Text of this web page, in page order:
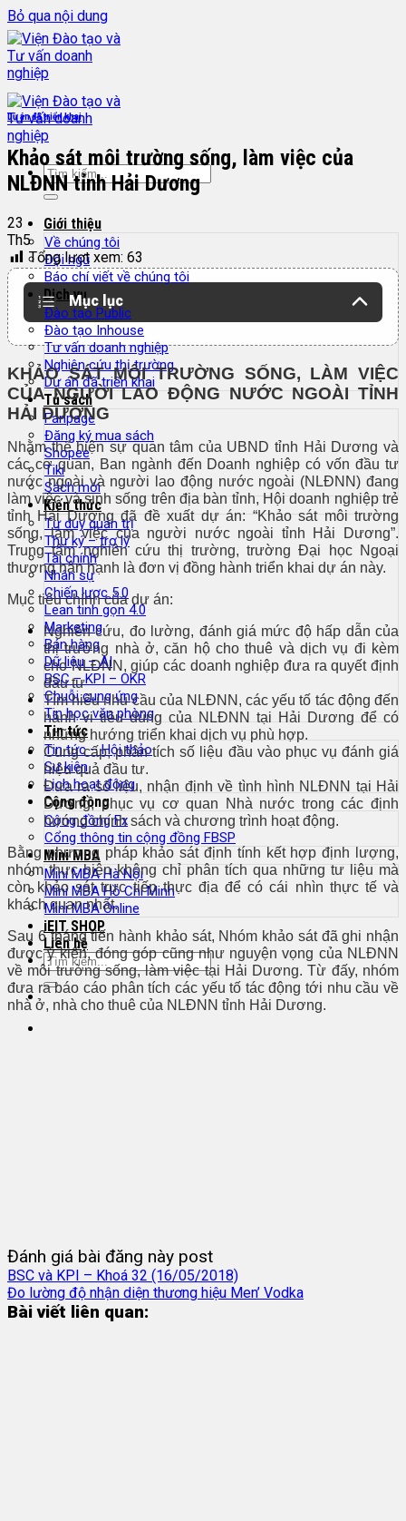
Bỏ qua nội dung
Giới thiệu
Về chúng tôi
Đội ngũ
Báo chí viết về chúng tôi
Dịch vụ
Đào tạo Public
Đào tạo Inhouse
Tư vấn doanh nghiệp
Nghiên cứu thị trường
Dự án đã triển khai
Tủ sách
Fanpage
Đăng ký mua sách
Shopee
Tiki
Sách mới
Kiến thức
Tư duy quản trị
Thư ký – trợ lý
Tài chính
Nhân sự
Chiến lược 5.0
Lean tinh gọn 4.0
Marketing
Bán hàng
Dữ liệu – AI
BSC – KPI – OKR
Chuỗi cung ứng
Tin học văn phòng
Tin tức
Tin tức – Hội thảo
Sự kiện
Lịch hoạt động
Cộng đồng
Cộng đồng Fx
Cổng thông tin cộng đồng FBSP
Mini MBA
Mini MBA Hà Nội
Mini MBA Hồ Chí Minh
Mini MBA Online
iEIT SHOP
Liên hệ
Dự án đã triển khai
Khảo sát môi trường sống, làm việc của
NLĐNN tỉnh Hải Dương
23
Th5
Tổng lượt xem: 63
Mục lục
KHẢO SÁT MÔI TRƯỜNG SỐNG, LÀM VIỆC
CỦA NGƯỜI LAO ĐỘNG NƯỚC NGOÀI TỈNH
HẢI DƯƠNG
Nhằm thể hiện sự quan tâm của UBND tỉnh Hải Dương và
các cơ quan, Ban ngành đến Doanh nghiệp có vốn đầu tư
nước ngoài và người lao động nước ngoài (NLĐNN) đang
làm việc và sinh sống trên địa bàn tỉnh, Hội doanh nghiệp trẻ
tỉnh Hải Dương đã đề xuất dự án: “Khảo sát môi trường
sống, làm việc của người nước ngoài tỉnh Hải Dương”.
Trung tâm nghiên cứu thị trường, trường Đại học Ngoại
thương hân hạnh là đơn vị đồng hành triển khai dự án này.
Mục tiêu chính của dự án:
Nghiên cứu, đo lường, đánh giá mức độ hấp dẫn của
thị trường nhà ở, căn hộ cho thuê và dịch vụ đi kèm
cho NLĐNN, giúp các doanh nghiệp đưa ra quyết định
đầu tư
Tìm hiểu nhu cầu của NLĐNN, các yếu tố tác động đến
hành vi tiêu dùng của NLĐNN tại Hải Dương để có
những hướng triển khai dịch vụ phù hợp.
Cung cấp, phân tích số liệu đầu vào phục vụ đánh giá
hiệu quả đầu tư.
Đưa ra số liệu, nhận định về tình hình NLĐNN tại Hải
Dương, phục vụ cơ quan Nhà nước trong các định
hướng chính sách và chương trình hoạt động.
Bằng phương pháp khảo sát định tính kết hợp định lượng,
nhóm thực hiện không chỉ phân tích qua những tư liệu mà
còn khảo sát trực tiếp thực địa để có cái nhìn thực tế và
khách quan nhất.
Sau 6 tháng tiến hành khảo sát, Nhóm khảo sát đã ghi nhận
được ý kiến, đóng góp cũng như nguyện vọng của NLĐNN
về môi trường sống, làm việc tại Hải Dương. Từ đấy, nhóm
đưa ra báo cáo phân tích các yếu tố tác động tới nhu cầu về
nhà ở, nhà cho thuê của NLĐNN tỉnh Hải Dương.
Đánh giá bài đăng này post
BSC và KPI – Khoá 32 (16/05/2018)
Đo lường độ nhận diện thương hiệu Men’ Vodka
Bài viết liên quan: